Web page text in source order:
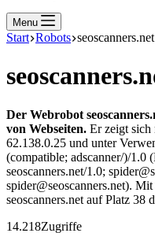
Menu
Start Robots seoscanners.net
Der Webrobot
von Webseiten. Er zeigt sich
62.138.0.25 und unter
(compatible; adscanner/)/1.0
seoscanners.net/1.0;
spider@seoscanners.net).
seoscanners.net auf Platz 38
14.218Zugriffe